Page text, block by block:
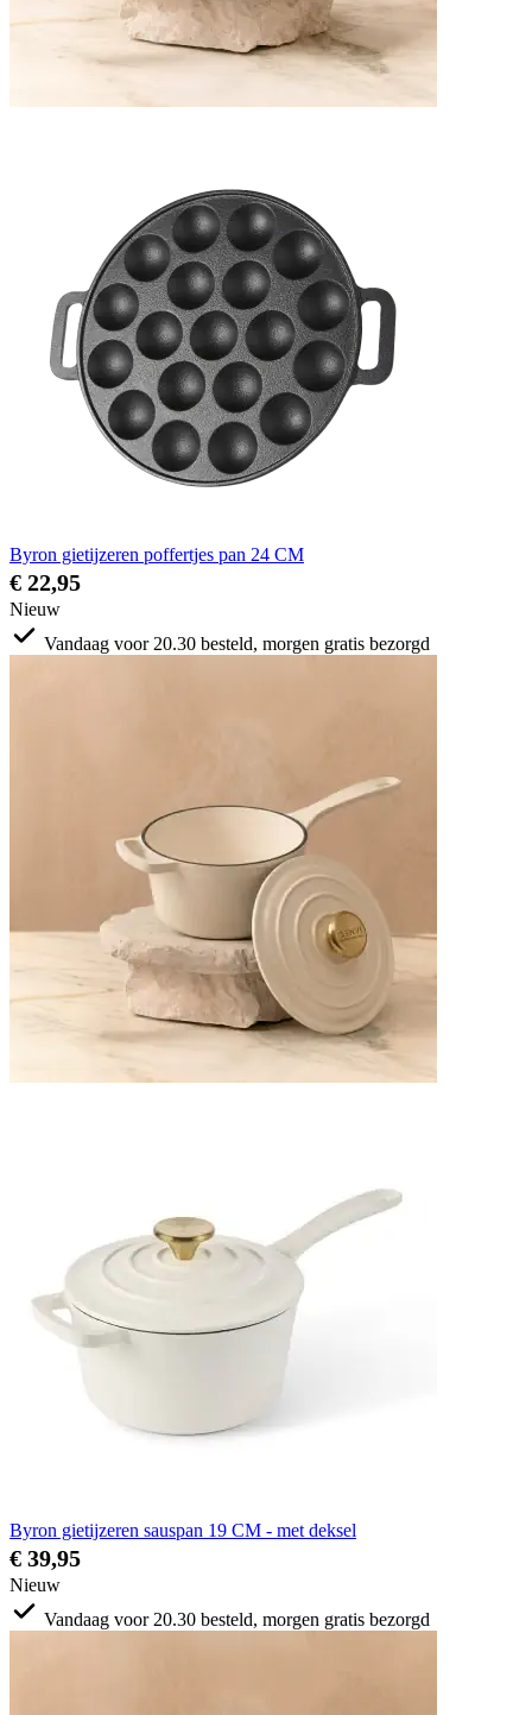
Byron gietijzeren poffertjes pan 24 CM
€ 22,95
Nieuw
Vandaag voor 20.30 besteld, morgen gratis bezorgd
Byron gietijzeren sauspan 19 CM - met deksel
€ 39,95
Nieuw
Vandaag voor 20.30 besteld, morgen gratis bezorgd